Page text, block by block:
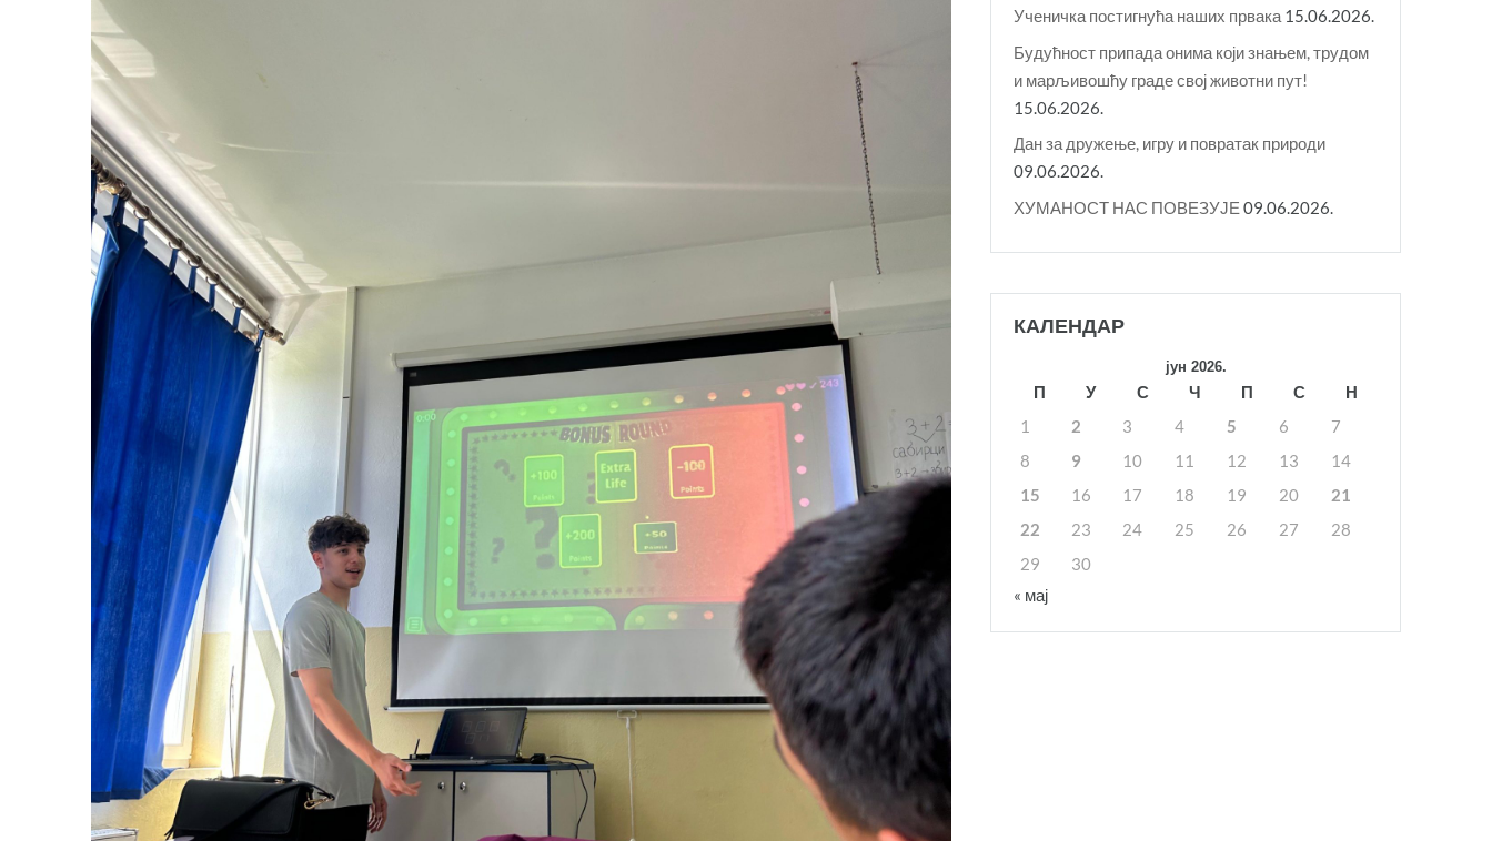
Ученичка постигнућа наших првака 15.06.2026.
Будућност припада онима који знањем, трудом
и марљивошћу граде свој животни пут!
15.06.2026.
Дан за дружење, игру и повратак природи
09.06.2026.
ХУМАНОСТ НАС ПОВЕЗУЈЕ 09.06.2026.
КАЛЕНДАР
јун 2026.
П У С Ч П С
Н
1
2 3 4 5 6
7
8
9 10 11 12 13
14
15
16 17 18 19 20
21
22
23 24 25 26 27
28
29
30
« мај